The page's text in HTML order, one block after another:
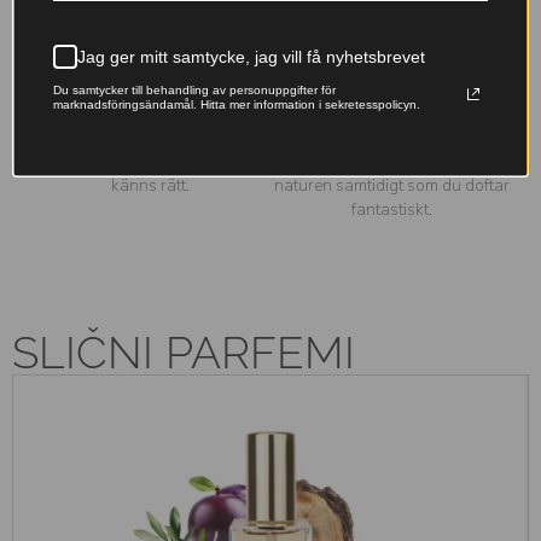
Franska essenser
känns rätt.
Miljövänligt val
naturen samtidigt som du doftar
fantastiskt.
SLIČNI PARFEMI
Jag ger mitt samtycke, jag vill få nyhetsbrevet
Du samtycker till behandling av personuppgifter för
marknadsföringsändamål. Hitta mer information i sekretesspolicyn.